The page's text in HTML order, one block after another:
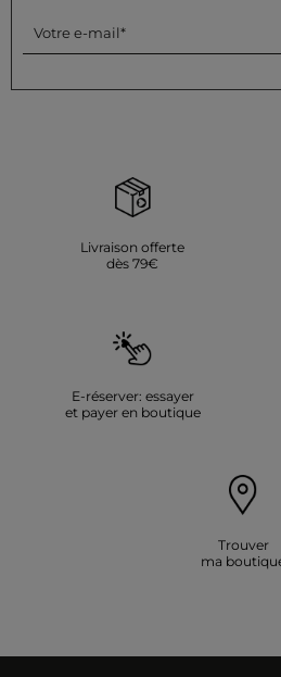
Votre e-mail
Livraison offerte
dès 79€
E-réserver: essayer
et payer en boutique
Trouver
ma